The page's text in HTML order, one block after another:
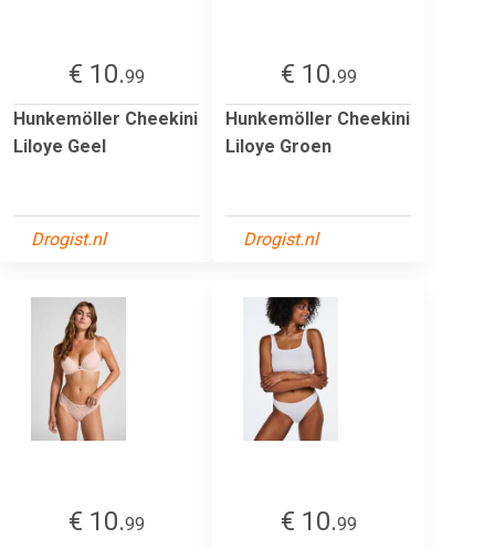
€ 10.99
Hunkemöller Cheekini
Liloye Geel
Drogist.nl
€ 10.99
Hunkemöller Cheekini
Liloye Groen
Drogist.nl
€ 10.99
€ 10.99